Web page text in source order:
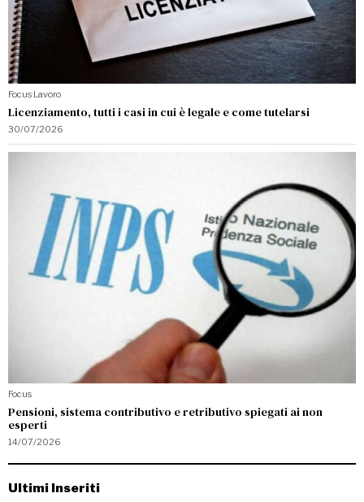
Focus·Lavoro
Licenziamento, tutti i casi in cui è legale e come tutelarsi
30/07/2026
Focus
Pensioni, sistema contributivo e retributivo spiegati ai non
esperti
14/07/2026
Ultimi Inseriti